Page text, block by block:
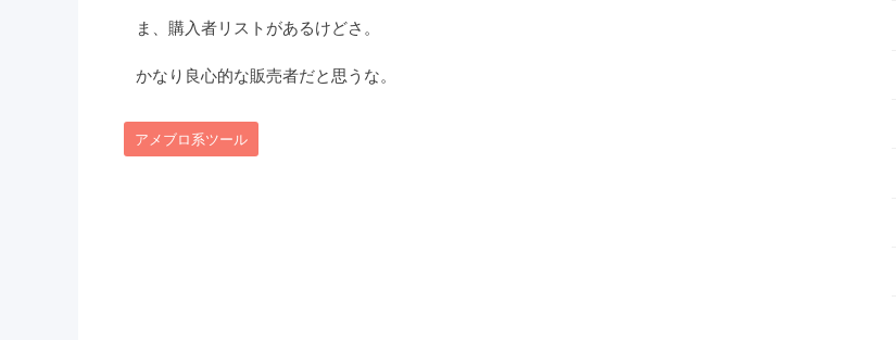
ま、購入者リストがあるけどさ。
かなり良心的な販売者だと思うな。
アメブロ系ツール